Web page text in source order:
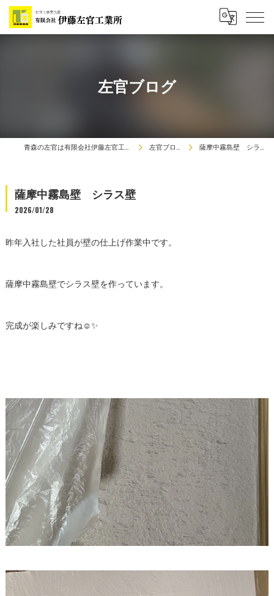
左官ブログ
左官ブログ 薩摩中霧島壁 シラス壁
薩摩中霧島壁 シラス壁
2026/01/28
昨年入社した社員が壁の仕上げ作業中です。
薩摩中霧島壁でシラス壁を作っています。
完成が楽しみですね☺️✨